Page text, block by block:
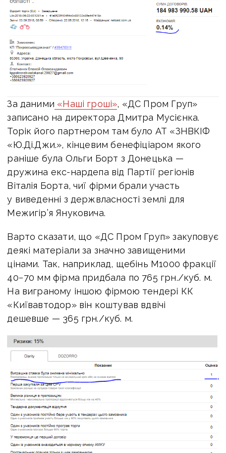
За даними «Наші гроші», «ДС Пром Груп»
записано на директора Дмитра Мусієнка.
Торік його партнером там було АТ «ЗНВКІФ
«Ю.Ді.Джи.», кінцевим бенефіціаром якого
раніше була Ольги Борт з Донецька —
дружина екс-нардепа від Партії регіонів
Віталія Борта, чиї фірми брали участь
у виведенні з держвласності землі для
Межигір’я Януковича.
Варто сказати, що «ДС Пром Груп» закуповує
деякі матеріали за значно завищеними
цінами. Так, наприклад, щебінь М1000 фракції
40−70 мм фірма придбала по 765 грн./куб. м.
На виграному іншою фірмою тендері КК
«Київавтодор» він коштував вдвічі
дешевше — 365 грн./куб. м.